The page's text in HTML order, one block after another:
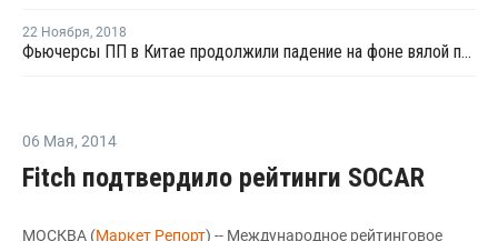
22 Ноября, 2018
Фьючерсы ПП в Китае продолжили падение на фоне вялой покупательской активности
06 Мая, 2014
Fitch подтвердило рейтинги SOCAR
МОСКВА (Маркет Репорт) -- Международное рейтинговое